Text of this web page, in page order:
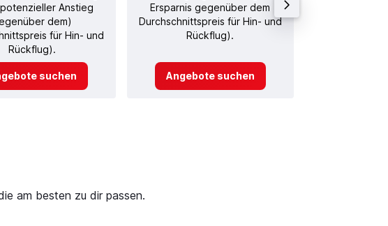
Anstieg
dem)
für Hin- und
Rückflug).
suchen
Ersparnis gegenüber dem
Durchschnittspreis für Hin- und
Rückflug).
Angebote suchen
am besten zu dir passen.